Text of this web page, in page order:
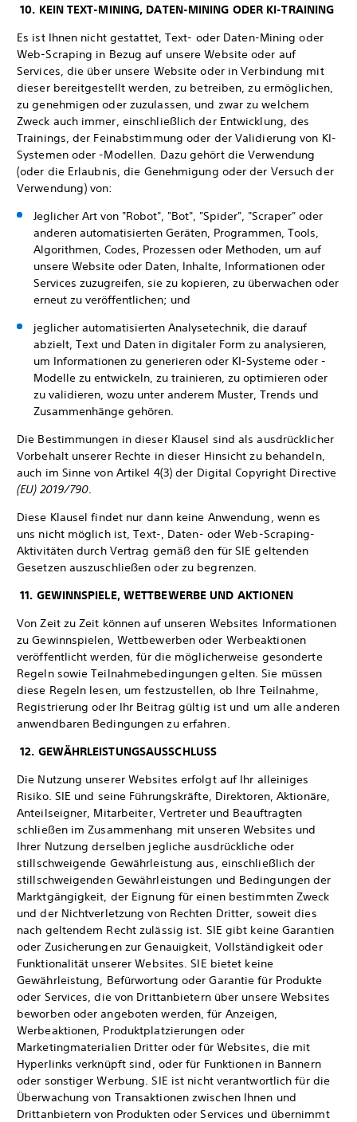
10. KEIN TEXT-MINING, DATEN-MINING ODER KI-TRAINING
Es ist Ihnen nicht gestattet, Text- oder Daten-Mining oder
Web-Scraping in Bezug auf unsere Website oder auf
Services, die über unsere Website oder in Verbindung mit
dieser bereitgestellt werden, zu betreiben, zu ermöglichen,
zu genehmigen oder zuzulassen, und zwar zu welchem
Zweck auch immer, einschließlich der Entwicklung, des
Trainings, der Feinabstimmung oder der Validierung von KI-
Systemen oder -Modellen. Dazu gehört die Verwendung
(oder die Erlaubnis, die Genehmigung oder der Versuch der
Verwendung) von:
Jeglicher Art von "Robot", "Bot", "Spider", "Scraper" oder
anderen automatisierten Geräten, Programmen, Tools,
Algorithmen, Codes, Prozessen oder Methoden, um auf
unsere Website oder Daten, Inhalte, Informationen oder
Services zuzugreifen, sie zu kopieren, zu überwachen oder
erneut zu veröffentlichen; und
jeglicher automatisierten Analysetechnik, die darauf
abzielt, Text und Daten in digitaler Form zu analysieren,
um Informationen zu generieren oder KI-Systeme oder -
Modelle zu entwickeln, zu trainieren, zu optimieren oder
zu validieren, wozu unter anderem Muster, Trends und
Zusammenhänge gehören.
Die Bestimmungen in dieser Klausel sind als ausdrücklicher
Vorbehalt unserer Rechte in dieser Hinsicht zu behandeln,
auch im Sinne von Artikel 4(3) der Digital Copyright Directive
(EU) 2019/790.
Diese Klausel findet nur dann keine Anwendung, wenn es
uns nicht möglich ist, Text-, Daten- oder Web-Scraping-
Aktivitäten durch Vertrag gemäß den für SIE geltenden
Gesetzen auszuschließen oder zu begrenzen.
11. GEWINNSPIELE, WETTBEWERBE UND AKTIONEN
Von Zeit zu Zeit können auf unseren Websites Informationen
zu Gewinnspielen, Wettbewerben oder Werbeaktionen
veröffentlicht werden, für die möglicherweise gesonderte
Regeln sowie Teilnahmebedingungen gelten. Sie müssen
diese Regeln lesen, um festzustellen, ob Ihre Teilnahme,
Registrierung oder Ihr Beitrag gültig ist und um alle anderen
anwendbaren Bedingungen zu erfahren.
12. GEWÄHRLEISTUNGSAUSSCHLUSS
Die Nutzung unserer Websites erfolgt auf Ihr alleiniges
Risiko. SIE und seine Führungskräfte, Direktoren, Aktionäre,
Anteilseigner, Mitarbeiter, Vertreter und Beauftragten
schließen im Zusammenhang mit unseren Websites und
Ihrer Nutzung derselben jegliche ausdrückliche oder
stillschweigende Gewährleistung aus, einschließlich der
stillschweigenden Gewährleistungen und Bedingungen der
Marktgängigkeit, der Eignung für einen bestimmten Zweck
und der Nichtverletzung von Rechten Dritter, soweit dies
nach geltendem Recht zulässig ist. SIE gibt keine Garantien
oder Zusicherungen zur Genauigkeit, Vollständigkeit oder
Funktionalität unserer Websites. SIE bietet keine
Gewährleistung, Befürwortung oder Garantie für Produkte
oder Services, die von Drittanbietern über unsere Websites
beworben oder angeboten werden, für Anzeigen,
Werbeaktionen, Produktplatzierungen oder
Marketingmaterialien Dritter oder für Websites, die mit
Hyperlinks verknüpft sind, oder für Funktionen in Bannern
oder sonstiger Werbung. SIE ist nicht verantwortlich für die
Überwachung von Transaktionen zwischen Ihnen und
Drittanbietern von Produkten oder Services und übernimmt